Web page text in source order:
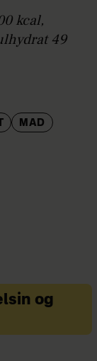
kcal,
49
MAD
og